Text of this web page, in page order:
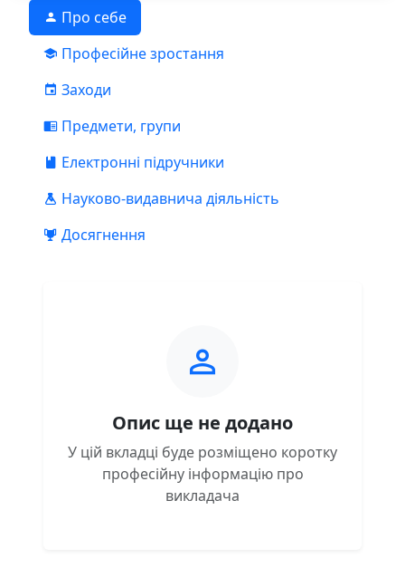
Про себе
Професійне зростання
Заходи
Предмети, групи
Електронні підручники
Науково-видавнича діяльність
Досягнення
Опис ще не додано
У цій вкладці буде розміщено коротку
професійну інформацію про
викладача